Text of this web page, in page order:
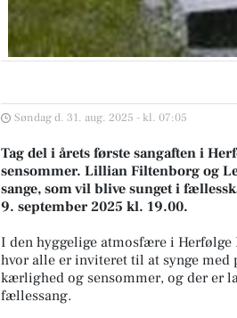
Søndag d. 31. aug. 2025 - kl. 07:05
Tag del i årets første sangaften i
sensommer. Lillian Filtenborg og
sange, som vil blive sunget i
9. september 2025 kl. 19.00.
I den hyggelige atmosfære i
hvor alle er inviteret til at synge med
kærlighed og sensommer, og der er
fællessang.